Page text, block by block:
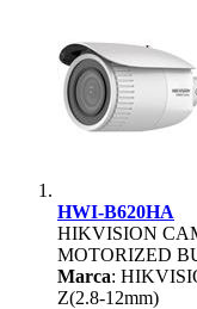
HWI-B620HA
HIKVISION
MOTORIZED
Marca:
Z(2.8-12mm)